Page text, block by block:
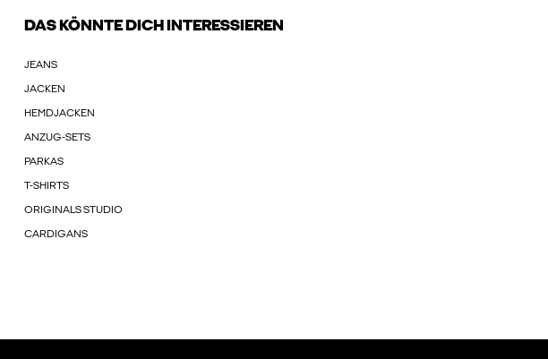
DAS KÖNNTE DICH INTERESSIEREN
JEANS
JACKEN
HEMDJACKEN
ANZUG-SETS
PARKAS
T-SHIRTS
ORIGINALS STUDIO
CARDIGANS